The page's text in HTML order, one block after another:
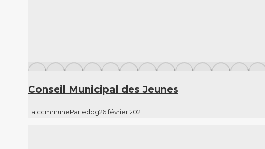
Conseil Municipal des Jeunes
La communePar edog26 février 2021